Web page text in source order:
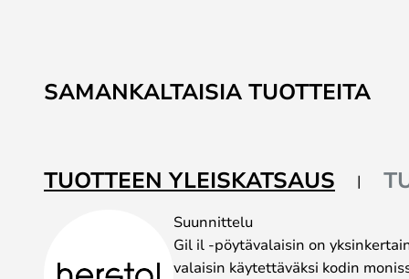
SAMANKALTAISIA TUOTTEITA
TUOTTEEN YLEISKATSAUS
Suunnittelu
Gil il -pöytävalaisin on
valaisin käytettäväksi kodin